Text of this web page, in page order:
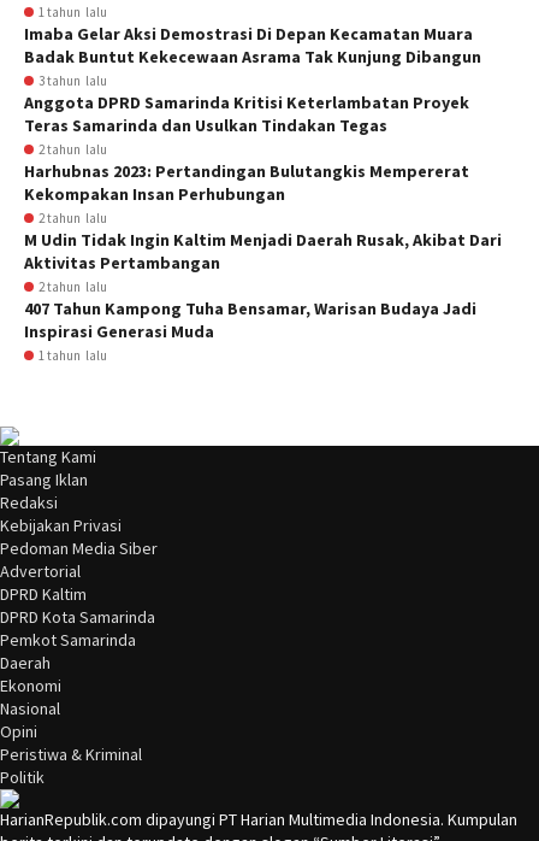
1 tahun lalu
Imaba Gelar Aksi Demostrasi Di Depan Kecamatan Muara
Badak Buntut Kekecewaan Asrama Tak Kunjung Dibangun
3 tahun lalu
Anggota DPRD Samarinda Kritisi Keterlambatan Proyek
Teras Samarinda dan Usulkan Tindakan Tegas
2 tahun lalu
Harhubnas 2023: Pertandingan Bulutangkis Mempererat
Kekompakan Insan Perhubungan
2 tahun lalu
M Udin Tidak Ingin Kaltim Menjadi Daerah Rusak, Akibat Dari
Aktivitas Pertambangan
2 tahun lalu
407 Tahun Kampong Tuha Bensamar, Warisan Budaya Jadi
Inspirasi Generasi Muda
1 tahun lalu
Tentang Kami
Pasang Iklan
Redaksi
Kebijakan Privasi
Pedoman Media Siber
Advertorial
DPRD Kaltim
DPRD Kota Samarinda
Pemkot Samarinda
Daerah
Ekonomi
Nasional
Opini
Peristiwa & Kriminal
Politik
HarianRepublik.com dipayungi PT Harian Multimedia Indonesia. Kumpulan